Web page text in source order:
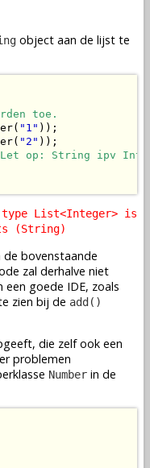
object aan de lijst te
toe.
"1" ));
"2" ));
op: String ipv
type List<Integer> is
(String)
de bovenstaande
zal derhalve niet
goede IDE, zoals
zien bij de add()
die zelf ook een
problemen
Number in de